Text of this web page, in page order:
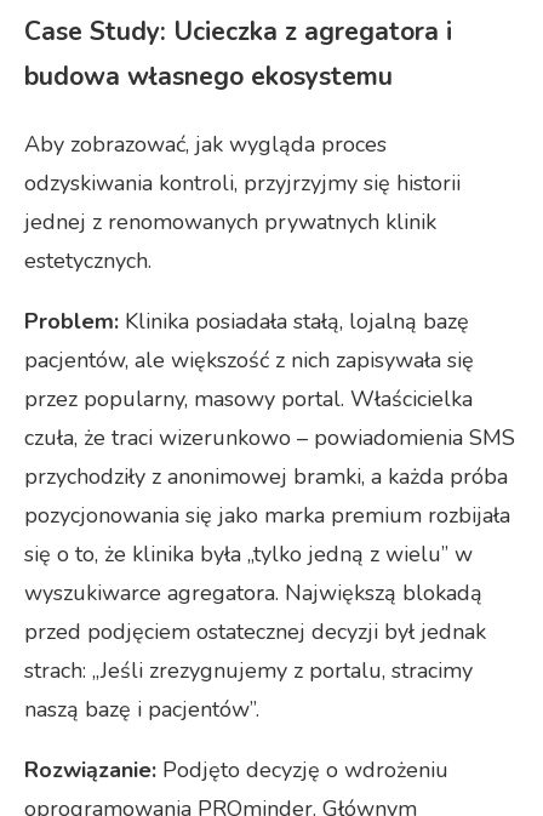
Case Study: Ucieczka z agregatora i
budowa własnego ekosystemu
Aby zobrazować, jak wygląda proces
odzyskiwania kontroli, przyjrzyjmy się historii
jednej z renomowanych prywatnych klinik
estetycznych.
Problem: Klinika posiadała stałą, lojalną bazę
pacjentów, ale większość z nich zapisywała się
przez popularny, masowy portal. Właścicielka
czuła, że traci wizerunkowo – powiadomienia SMS
przychodziły z anonimowej bramki, a każda próba
pozycjonowania się jako marka premium rozbijała
się o to, że klinika była „tylko jedną z wielu” w
wyszukiwarce agregatora. Największą blokadą
przed podjęciem ostatecznej decyzji był jednak
strach: „Jeśli zrezygnujemy z portalu, stracimy
naszą bazę i pacjentów”.
Rozwiązanie: Podjęto decyzję o wdrożeniu
oprogramowania PROminder. Głównym